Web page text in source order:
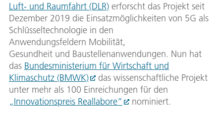
Luft- und Raumfahrt (DLR) erforscht das Projekt seit
Dezember 2019 die Einsatzmöglichkeiten von 5G als
Schlüsseltechnologie in den
Anwendungsfeldern Mobilität,
Gesundheit und Baustellenanwendungen. Nun hat
das Bundesministerium für Wirtschaft und
Klimaschutz (BMWK)
das wissenschaftliche Projekt
unter mehr als 100 Einreichungen für den
„Innovationspreis Reallabore“
nominiert.